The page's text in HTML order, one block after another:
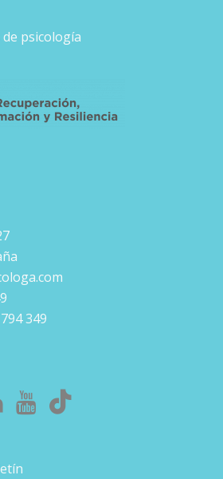
psicología
349